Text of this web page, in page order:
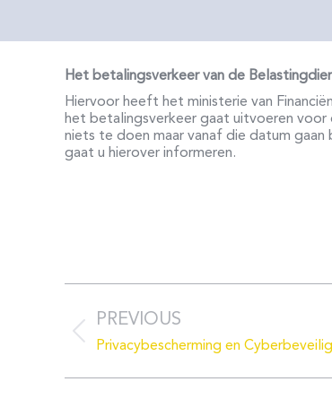
Het betalingsverkeer van de
Hiervoor heeft het ministerie van
het betalingsverkeer gaat uitvoeren
niets te doen maar vanaf die datum gaan
gaat u hierover informeren.
PREVIOUS
Previous
post:
Privacybescherming en